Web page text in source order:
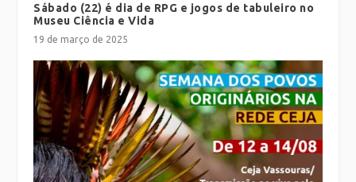
Sábado (22) é dia de RPG e jogos de tabuleiro no
Museu Ciência e Vida
19 de março de 2025